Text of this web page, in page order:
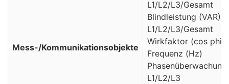
Mess-/Kommunikationsobjekte
L1/L2/L3/Gesamt
Blindleistung (VAR)
L1/L2/L3/Gesamt
Wirkfaktor (cos phi)
Frequenz (Hz)
Phasenüberwachung
L1/L2/L3